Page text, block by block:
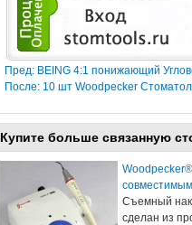
Пред: BEING 4:1 понижающий
После: 10 шт Woodpecker
Купите больше связанную
Woodpecker®
совместимым
Съемный
сделан из